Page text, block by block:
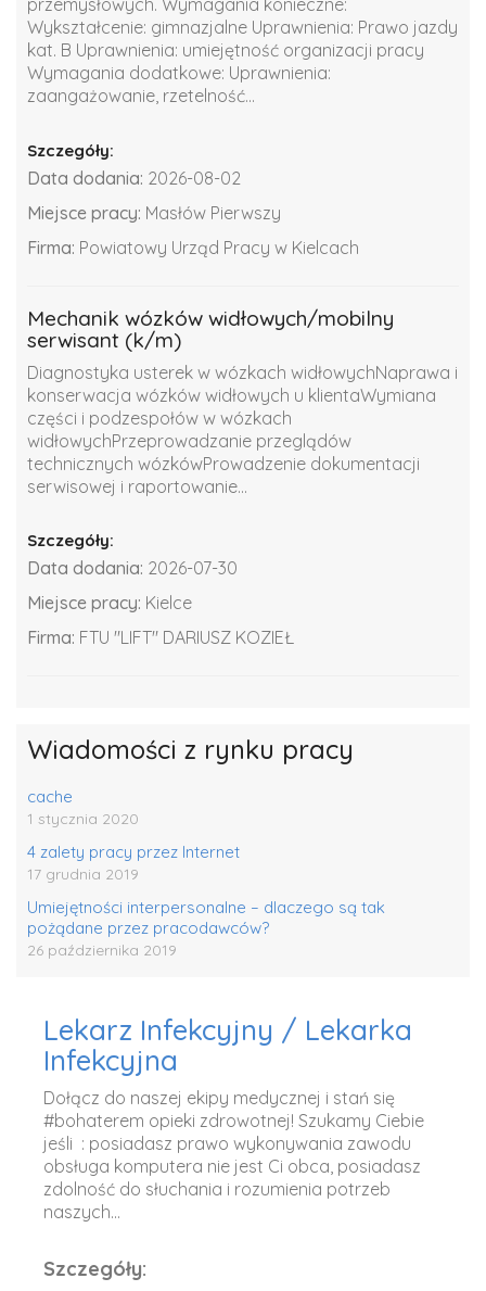
przemysłowych. Wymagania konieczne:
Wykształcenie: gimnazjalne Uprawnienia: Prawo jazdy
kat. B Uprawnienia: umiejętność organizacji pracy
Wymagania dodatkowe: Uprawnienia:
zaangażowanie, rzetelność...
Szczegóły:
Data dodania: 2026-08-02
Miejsce pracy: Masłów Pierwszy
Firma: Powiatowy Urząd Pracy w Kielcach
Mechanik wózków widłowych/mobilny
serwisant (k/m)
Diagnostyka usterek w wózkach widłowychNaprawa i
konserwacja wózków widłowych u klientaWymiana
części i podzespołów w wózkach
widłowychPrzeprowadzanie przeglądów
technicznych wózkówProwadzenie dokumentacji
serwisowej i raportowanie...
Szczegóły:
Data dodania: 2026-07-30
Miejsce pracy: Kielce
Firma: FTU "LIFT" DARIUSZ KOZIEŁ
Wiadomości z rynku pracy
cache
1 stycznia 2020
4 zalety pracy przez Internet
17 grudnia 2019
Umiejętności interpersonalne – dlaczego są tak
pożądane przez pracodawców?
26 października 2019
Lekarz Infekcyjny / Lekarka
Infekcyjna
Dołącz do naszej ekipy medycznej i stań się
#bohaterem opieki zdrowotnej! Szukamy Ciebie
jeśli ​ : posiadasz prawo wykonywania zawodu
obsługa komputera nie jest Ci obca, posiadasz
zdolność do słuchania i rozumienia potrzeb
naszych...
Szczegóły: